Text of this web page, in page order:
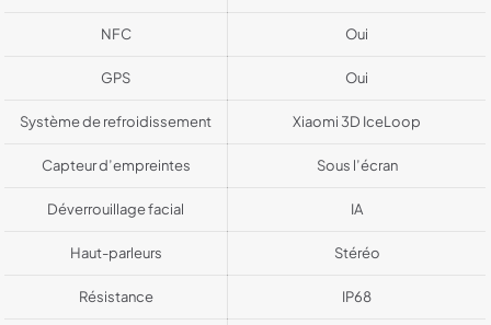
NFC Oui
GPS Oui
Système de refroidissement Xiaomi 3D IceLoop
Capteur d’empreintes Sous l’écran
Déverrouillage facial IA
Haut-parleurs Stéréo
Résistance IP68